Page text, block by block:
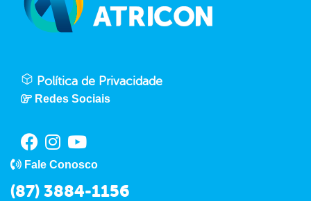
Política de Privacidade
Redes Sociais
Fale Conosco
(87) 3884-1156